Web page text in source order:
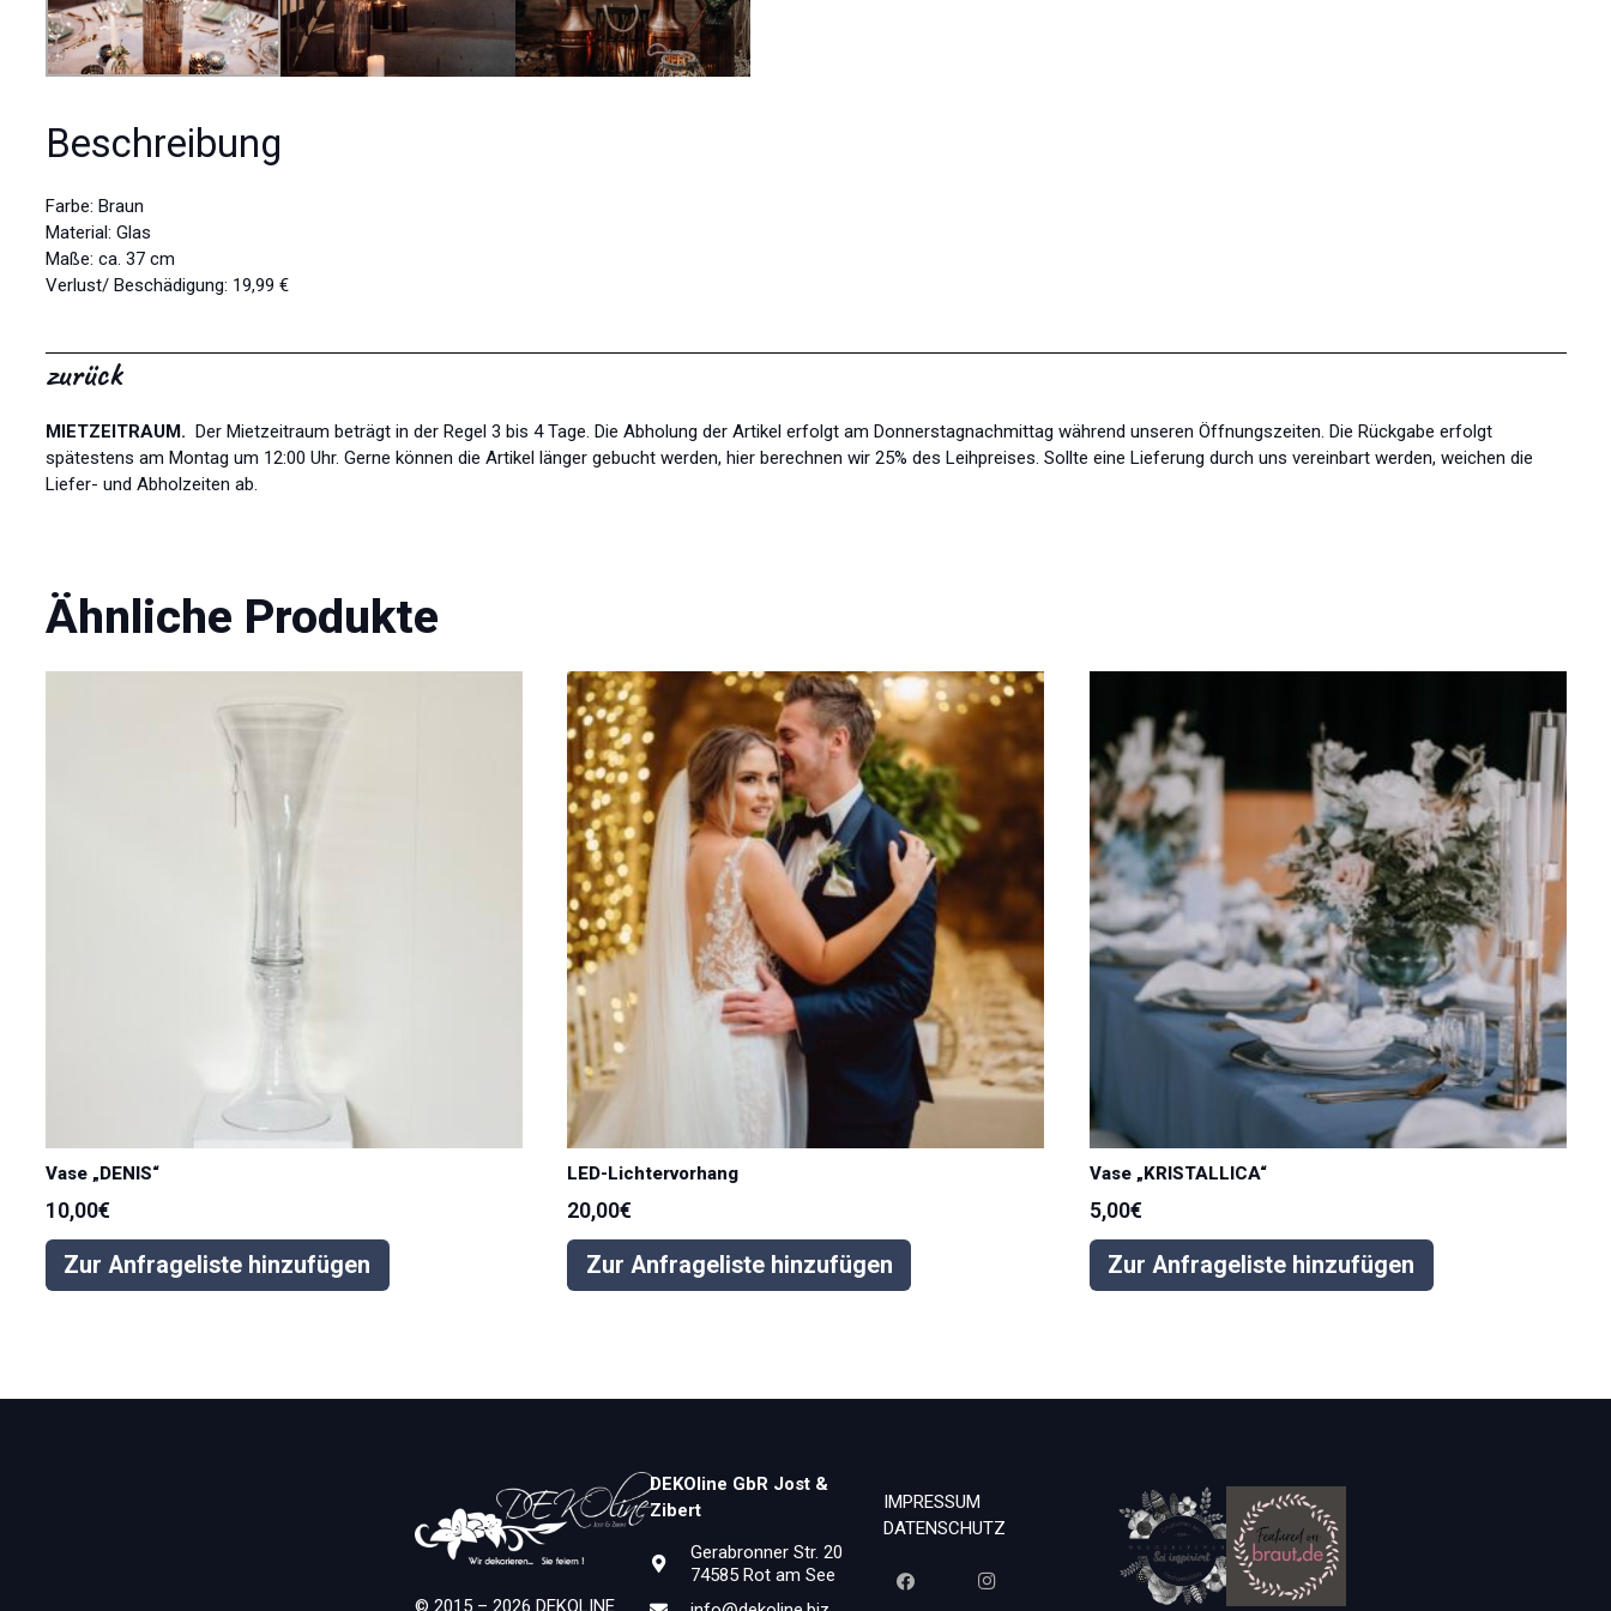
Beschreibung
Farbe: Braun
Material: Glas
Maße: ca. 37 cm
Verlust/ Beschädigung: 19,99 €
zurück
MIETZEITRAUM. Der Mietzeitraum beträgt in der Regel 3 bis 4 Tage. Die Abholung der Artikel erfolgt am Donnerstagnachmittag während unseren Öffnungszeiten. Die Rückgabe erfolgt
spätestens am Montag um 12:00 Uhr. Gerne können die Artikel länger gebucht werden, hier berechnen wir 25% des Leihpreises. Sollte eine Lieferung durch uns vereinbart werden, weichen die
Liefer- und Abholzeiten ab.
Ähnliche Produkte
Vase „DENIS“
10,00€
Zur Anfrageliste hinzufügen
LED-Lichtervorhang
20,00€
Zur Anfrageliste hinzufügen
Vase „KRISTALLICA“
5,00€
Zur Anfrageliste hinzufügen
© 2015 – 2026 DEKOLINE
DEKOline GbR Jost &
Zibert
Gerabronner Str. 20
74585 Rot am See
IMPRESSUM
DATENSCHUTZ